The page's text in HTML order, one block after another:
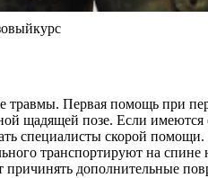
Первая помощь при
щадящей позе. Если
специалисты скорой
транспортируют на
причинять дополнительные